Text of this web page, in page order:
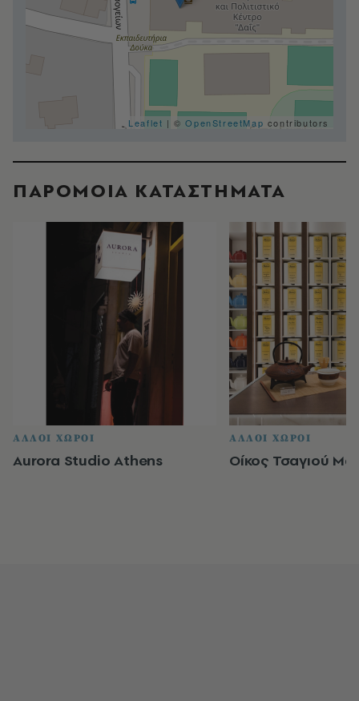
Leaflet | ©OpenStreetMap contributors
ΠΑΡΟΜΟΙΑ ΚΑΤΑΣΤΗΜΑΤΑ
ΑΛΛΟΙ ΧΩΡΟΙ
Aurora Studio Athens
ΑΛΛΟΙ ΧΩΡΟΙ
Οίκος Τσαγιού